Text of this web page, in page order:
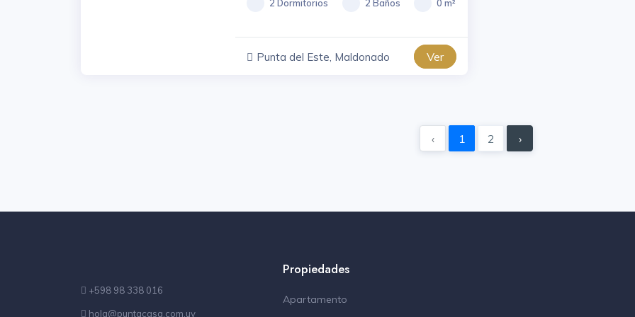
2 Dormitorios 2 Baños 0 m²
Punta del Este, Maldonado Ver
‹ 1 2 ›
+598 98 338 016
hola@puntacasa.com.uy
Propiedades
Apartamento